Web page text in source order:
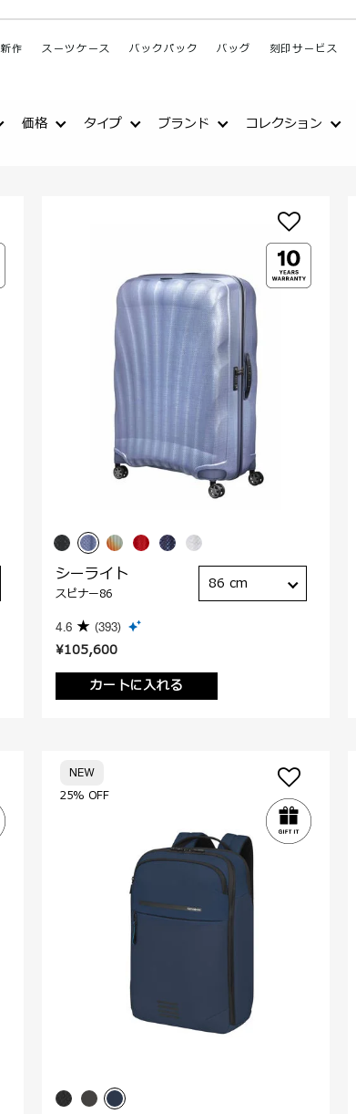
新作 スーツケース バックパック バッグ 刻印サービス
価格 タイプ ブランド コレクション
¥105,600
カートに入れる
シーライト
スピナー86
4.6 (393)
86 cm
25% OFF
NEW